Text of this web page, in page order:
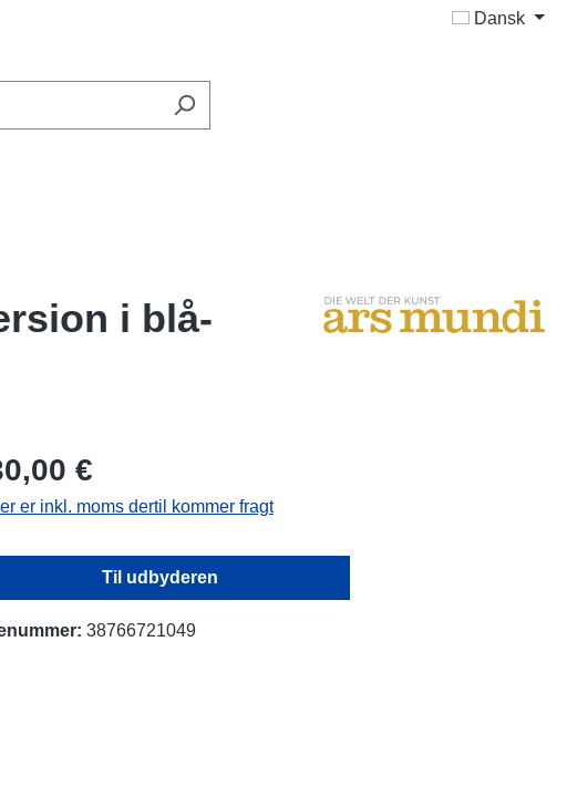
Dansk
i blå-
€
er inkl. moms dertil kommer fragt
Til udbyderen
38766721049